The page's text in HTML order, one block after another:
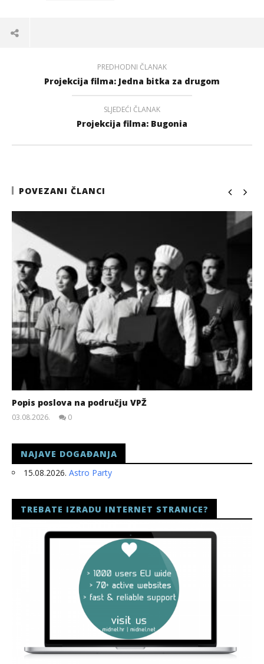
PREDHODNI ČLANAK
Projekcija filma: Jedna bitka za drugom
SLJEDEĆI ČLANAK
Projekcija filma: Bugonia
POVEZANI ČLANCI
Popis poslova na području VPŽ
03.08.2026.
0
NAJAVE DOGAĐANJA
15.08.2026. Astro Party
TREBATE IZRADU INTERNET STRANICE?